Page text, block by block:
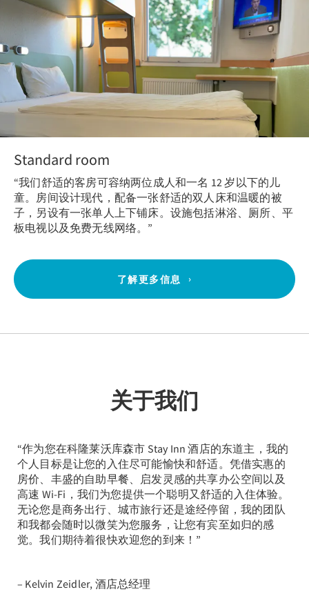
Standard room
“我们舒适的客房可容纳两位成人和一名 12 岁以下的儿
童。房间设计现代，配备一张舒适的双人床和温暖的被
子，另设有一张单人上下铺床。设施包括淋浴、厕所、平
板电视以及免费无线网络。”
了解更多信息
关于我们
“作为您在科隆莱沃库森市 Stay Inn 酒店的东道主，我的
个人目标是让您的入住尽可能愉快和舒适。凭借实惠的
房价、丰盛的自助早餐、启发灵感的共享办公空间以及
高速 Wi-Fi，我们为您提供一个聪明又舒适的入住体验。
无论您是商务出行、城市旅行还是途经停留，我的团队
和我都会随时以微笑为您服务，让您有宾至如归的感
觉。我们期待着很快欢迎您的到来！”
– Kelvin Zeidler, 酒店总经理